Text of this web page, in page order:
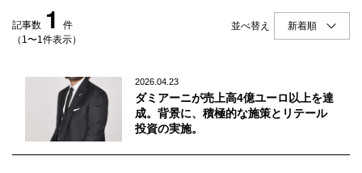
ニュース＆イベント
データ
SERVICE
初めての方へ
企業担当の方へ
ログイン
会員登録
記事数 1
件
（1〜1件表示）
並べ替え
2026.04.23
ダミアーニが売上高4億ユーロ以上を達
成。背景に、積極的な施策とリテール
投資の実施。